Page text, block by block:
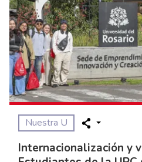
Nuestra U
Internacionalización y